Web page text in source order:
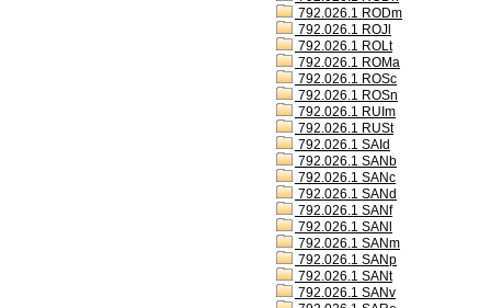
792.026.1 RODm
792.026.1 ROJl
792.026.1 ROLt
792.026.1 ROMa
792.026.1 ROSc
792.026.1 ROSn
792.026.1 RUIm
792.026.1 RUSt
792.026.1 SAId
792.026.1 SANb
792.026.1 SANc
792.026.1 SANd
792.026.1 SANf
792.026.1 SANl
792.026.1 SANm
792.026.1 SANp
792.026.1 SANt
792.026.1 SANv